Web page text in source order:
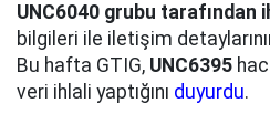
UNC6040 grubu tarafından
bilgileri ile iletişim detaylarının
Bu hafta GTIG, UNC6395
veri ihlali yaptığını duyurdu.